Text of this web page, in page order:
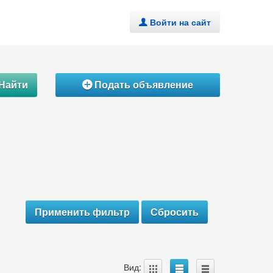
. Войти на сайт
ÁПодать объявление
Вид: A B C